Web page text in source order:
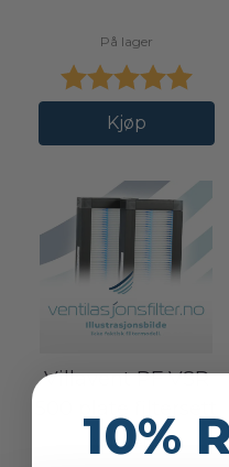
På lager
Karakter: 5.0
Kjøp
Villavent PF VSR
Villavent
10%